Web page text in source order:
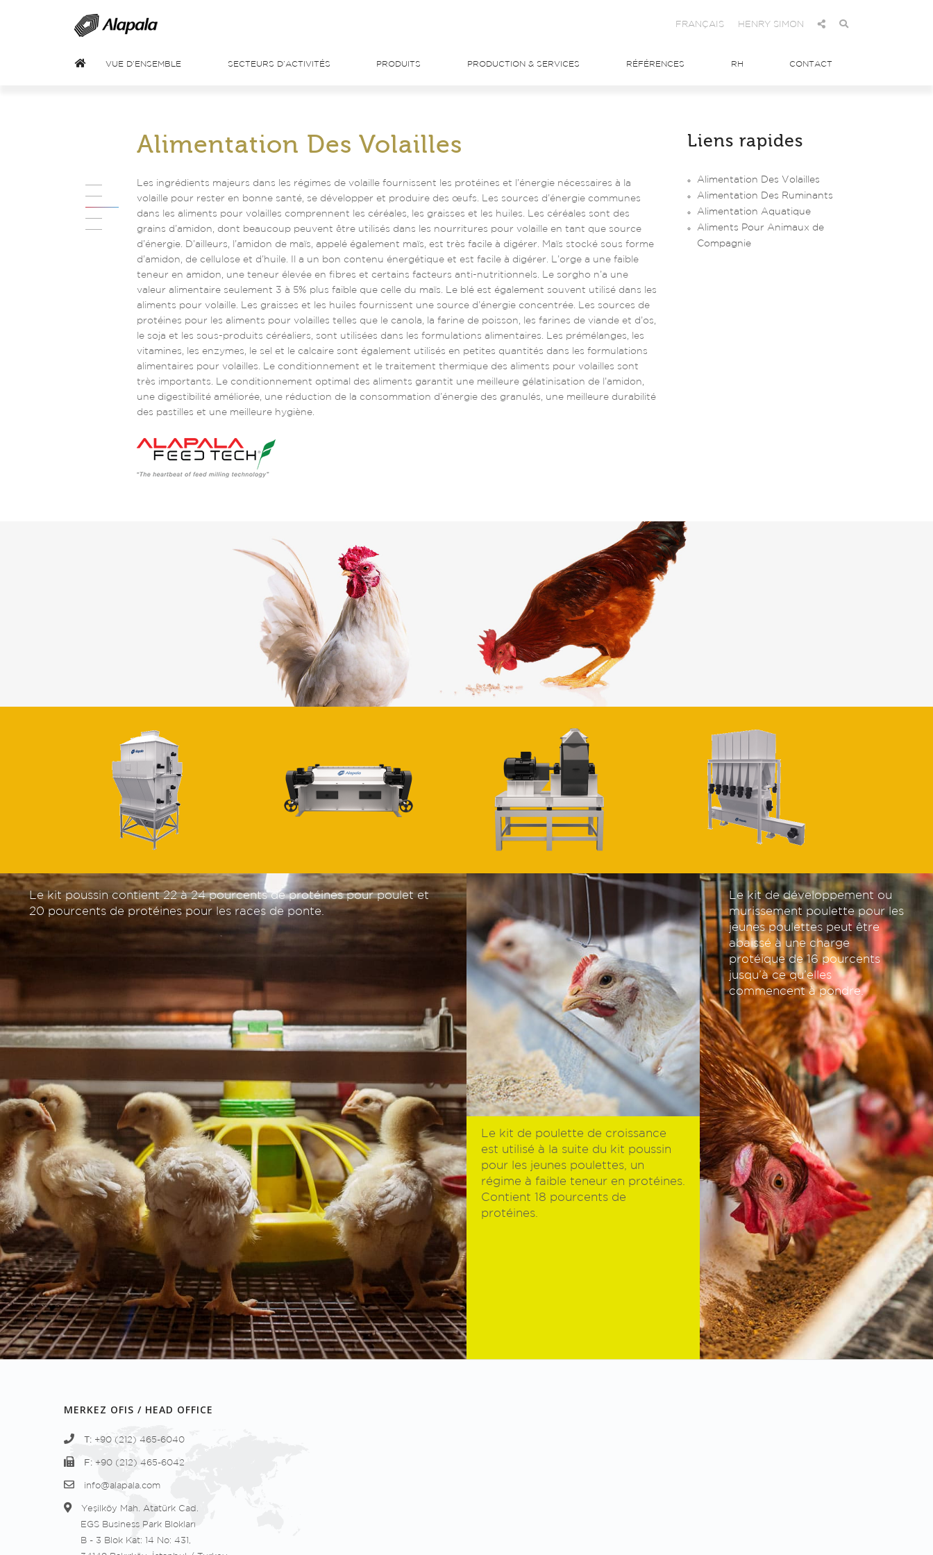
FRANÇAIS HENRY SIMON
VUE D’ENSEMBLE SECTEURS D’ACTIVITÉS PRODUITS PRODUCTION & SERVICES RÉFÉRENCES RH CONTACT
Alimentation Des Volailles
Les ingrédients majeurs dans les régimes de volaille fournissent les protéines et l’énergie nécessaires à la
volaille pour rester en bonne santé, se développer et produire des œufs. Les sources d’énergie communes
dans les aliments pour volailles comprennent les céréales, les graisses et les huiles. Les céréales sont des
grains d’amidon, dont beaucoup peuvent être utilisés dans les nourritures pour volaille en tant que source
d’énergie. D’ailleurs, l’amidon de maïs, appelé également maïs, est très facile à digérer. Maïs stocké sous forme
d’amidon, de cellulose et d’huile. Il a un bon contenu énergétique et est facile à digérer. L’orge a une faible
teneur en amidon, une teneur élevée en fibres et certains facteurs anti-nutritionnels. Le sorgho n’a une
valeur alimentaire seulement 3 à 5% plus faible que celle du maïs. Le blé est également souvent utilisé dans les
aliments pour volaille. Les graisses et les huiles fournissent une source d’énergie concentrée. Les sources de
protéines pour les aliments pour volailles telles que le canola, la farine de poisson, les farines de viande et d’os,
le soja et les sous-produits céréaliers, sont utilisées dans les formulations alimentaires. Les prémélanges, les
vitamines, les enzymes, le sel et le calcaire sont également utilisés en petites quantités dans les formulations
alimentaires pour volailles. Le conditionnement et le traitement thermique des aliments pour volailles sont
très importants. Le conditionnement optimal des aliments garantit une meilleure gélatinisation de l’amidon,
une digestibilité améliorée, une réduction de la consommation d’énergie des granulés, une meilleure durabilité
des pastilles et une meilleure hygiène.
Liens rapides
Alimentation Des Volailles
Alimentation Des Ruminants
Alimentation Aquatique
Aliments Pour Animaux de
Compagnie
Le kit poussin contient 22 à 24 pourcents de protéines pour poulet et
20 pourcents de protéines pour les races de ponte.
Le kit de poulette de croissance
est utilisé à la suite du kit poussin
pour les jeunes poulettes, un
régime à faible teneur en protéines.
Contient 18 pourcents de
protéines.
Le kit de développement ou
murissement poulette pour les
jeunes poulettes peut être
abaissé à une charge
protéique de 16 pourcents
jusqu’à ce qu’elles
commencent à pondre.
MERKEZ OFIS / HEAD OFFICE
T: +90 (212) 465-6040
F: +90 (212) 465-6042
info@alapala.com
Yeşilköy Mah. Atatürk Cad.
EGS Business Park Blokları
B - 3 Blok Kat: 14 No: 431,